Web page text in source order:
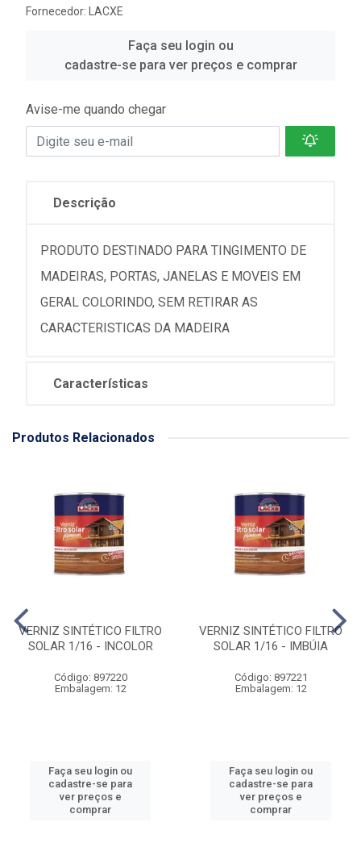
Fornecedor:
LACXE
Faça seu login ou
cadastre-se para ver preços e comprar
Avise-me quando chegar
Descrição
PRODUTO DESTINADO PARA TINGIMENTO DE
MADEIRAS, PORTAS, JANELAS E MOVEIS EM
GERAL COLORINDO, SEM RETIRAR AS
CARACTERISTICAS DA MADEIRA
Características
Produtos Relacionados
VERNIZ SINTÉTICO FILTRO
SOLAR 1/16 - INCOLOR
Código: 897220
Embalagem: 12
Faça seu login ou
cadastre-se para
ver preços e
comprar
VERNIZ SINTÉTICO FILTRO
SOLAR 1/16 - IMBÚIA
Código: 897221
Embalagem: 12
Faça seu login ou
cadastre-se para
ver preços e
comprar